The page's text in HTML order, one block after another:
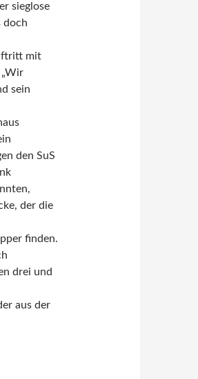
sieglose
doch
mit
sein
den SuS
der die
finden.
drei und
aus der